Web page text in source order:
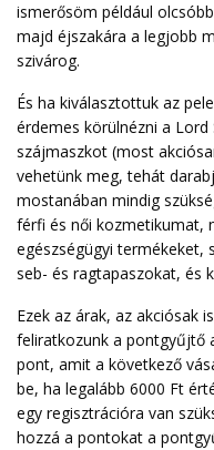
ismerősöm például
majd éjszakára a legjobb
szivárog.
És ha kiválasztottuk az
érdemes körülnézni a Lord
szájmaszkot (most
vehetünk meg, tehát
mostanában mindig
férfi és női kozmetikumat,
egészségügyi termékeket,
seb- és ragtapaszokat, és
Ezek az árak, az akciósak
feliratkozunk a pontgyűjtő
pont, amit a következő
be, ha legalább 6000 Ft
egy regisztrációra van
hozzá a pontokat a